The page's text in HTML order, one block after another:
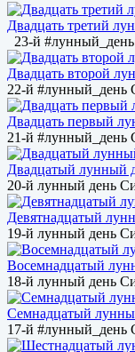
Двадцать третий
23-й
Двадцать второй
22-й
Двадцать первый
21-й #лунный_день
Двадцатый лунный
20-й лунный день
Девятнадцатый
19-й лунный день
Восемнадцатый
18-й лунный день
Семнадцатый
17-й #лунный_день